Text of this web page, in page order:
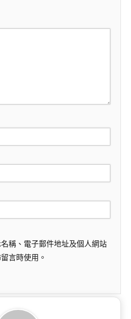
稱、電子郵件地址及個人網站
言時使用。